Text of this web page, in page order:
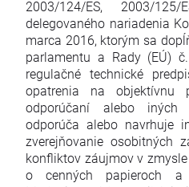
2003/124/ES, 2003/
delegovaného nariadenia
marca 2016, ktorým sa
parlamentu a Rady (EÚ)
regulačné technické
opatrenia na objektívnu
odporúčaní alebo
odporúča alebo navrhuje
zverejňovanie osobitných
konfliktov záujmov v
o cenných papieroch a